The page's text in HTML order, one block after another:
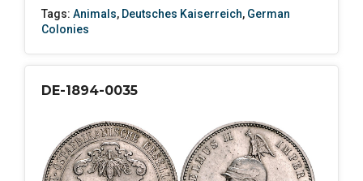
Tags: Animals, Deutsches Kaiserreich, German
Colonies
DE-1894-0035